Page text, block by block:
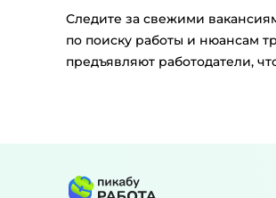
Следите за свежими
по поиску работы и нюансам
предъявляют работодатели,